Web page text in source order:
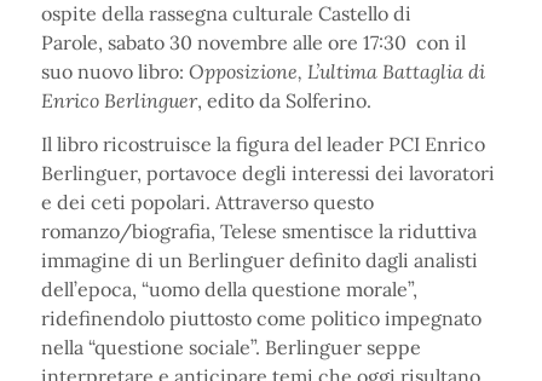
ospite della rassegna culturale Castello di
Parole, sabato 30 novembre alle ore 17:30 con il
suo nuovo libro: Opposizione, L’ultima Battaglia di
Enrico Berlinguer, edito da Solferino.
Il libro ricostruisce la figura del leader PCI Enrico
Berlinguer, portavoce degli interessi dei lavoratori
e dei ceti popolari. Attraverso questo
romanzo/biografia, Telese smentisce la riduttiva
immagine di un Berlinguer definito dagli analisti
dell’epoca, “uomo della questione morale”,
ridefinendolo piuttosto come politico impegnato
nella “questione sociale”. Berlinguer seppe